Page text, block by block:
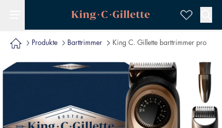
Produkte Barttrimmer King C. Gillette barttrimmer pro